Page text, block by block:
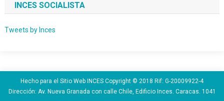
INCES SOCIALISTA
Tweets by Inces
Hecho para el Sitio Web INCES Copyright © 2018 Rif: G-20009922-4
Dirección: Av. Nueva Granada con calle Chile, Edificio Inces. Caracas. 1041